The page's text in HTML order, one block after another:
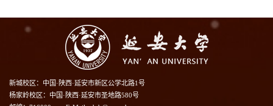
新城校区：中国·陕西·延安市新区公学北路1号
杨家岭校区：中国·陕西·延安市圣地路580号